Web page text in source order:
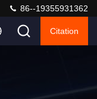
86--19355931362
Citation